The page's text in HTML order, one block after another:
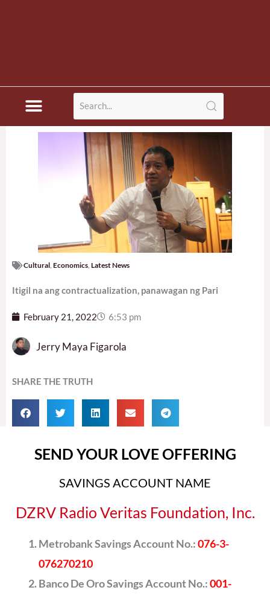
Cultural Economics Latest News
Itigil na ang contractualization, panawagan ng Pari
February 21, 2022 6:53 pm
Jerry Maya Figarola
SHARE THE TRUTH
SEND YOUR LOVE OFFERING
SAVINGS ACCOUNT NAME
DZRV Radio Veritas Foundation, Inc.
Metrobank Savings Account No.:076-3-
076270210
Banco De Oro Savings Account No.:001-